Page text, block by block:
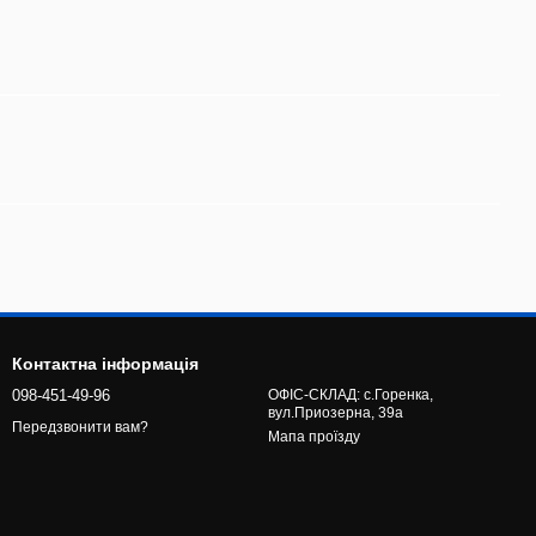
Контактна інформація
098-451-49-96
Передзвонити вам?
ОФІС-СКЛАД: с.Горенка,
вул.Приозерна, 39а
Мапа проїзду